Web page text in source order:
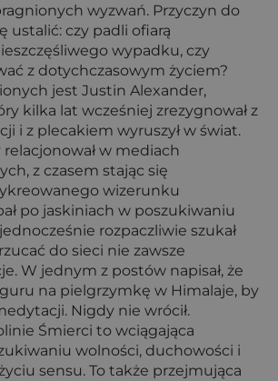
wyzwań. Przyczyn do
ustalić: czy padli ofiarą
wypadku, czy
z dotychczasowym życiem?
jest Justin Alexander,
kilka lat wcześniej zrezygnował z
i z plecakiem wyruszył w świat.
w mediach
z czasem stając się
wizerunku
po jaskiniach w poszukiwaniu
rozpaczliwie szukał
do sieci nie zawsze
W jednym z postów napisał, że
na pielgrzymkę w Himalaje, by
Nigdy nie wrócił.
Śmierci to wciągająca
wolności, duchowości i
sensu. To także przejmująca